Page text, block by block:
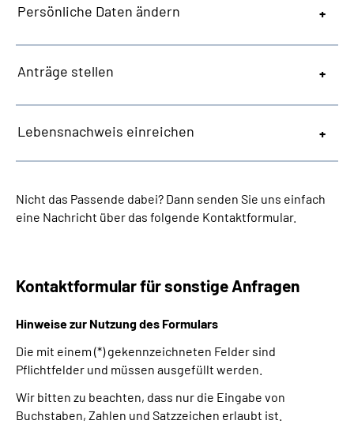
Persönliche Daten ändern
Anträge stellen
Lebensnachweis einreichen
Nicht das Passende dabei? Dann senden Sie uns einfach
eine Nachricht über das folgende Kontaktformular.
Kontaktformular für sonstige Anfragen
Hinweise zur Nutzung des Formulars
Die mit einem (*) gekennzeichneten Felder sind
Pflichtfelder und müssen ausgefüllt werden.
Wir bitten zu beachten, dass nur die Eingabe von
Buchstaben, Zahlen und Satzzeichen erlaubt ist.